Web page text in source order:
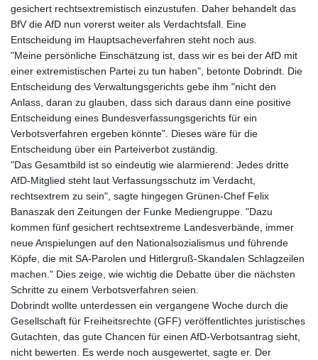
gesichert rechtsextremistisch einzustufen. Daher behandelt das
BfV die AfD nun vorerst weiter als Verdachtsfall. Eine
Entscheidung im Hauptsacheverfahren steht noch aus.
"Meine persönliche Einschätzung ist, dass wir es bei der AfD mit
einer extremistischen Partei zu tun haben", betonte Dobrindt. Die
Entscheidung des Verwaltungsgerichts gebe ihm "nicht den
Anlass, daran zu glauben, dass sich daraus dann eine positive
Entscheidung eines Bundesverfassungsgerichts für ein
Verbotsverfahren ergeben könnte". Dieses wäre für die
Entscheidung über ein Parteiverbot zuständig.
"Das Gesamtbild ist so eindeutig wie alarmierend: Jedes dritte
AfD-Mitglied steht laut Verfassungsschutz im Verdacht,
rechtsextrem zu sein", sagte hingegen Grünen-Chef Felix
Banaszak den Zeitungen der Funke Mediengruppe. "Dazu
kommen fünf gesichert rechtsextreme Landesverbände, immer
neue Anspielungen auf den Nationalsozialismus und führende
Köpfe, die mit SA-Parolen und Hitlergruß-Skandalen Schlagzeilen
machen." Dies zeige, wie wichtig die Debatte über die nächsten
Schritte zu einem Verbotsverfahren seien.
Dobrindt wollte unterdessen ein vergangene Woche durch die
Gesellschaft für Freiheitsrechte (GFF) veröffentlichtes juristisches
Gutachten, das gute Chancen für einen AfD-Verbotsantrag sieht,
nicht bewerten. Es werde noch ausgewertet, sagte er. Der